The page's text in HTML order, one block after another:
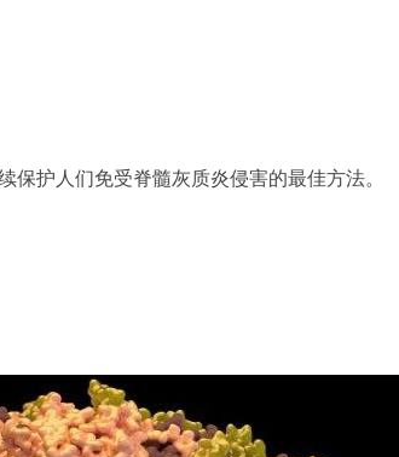
护人们免受脊髓灰质炎侵害的最佳方法。